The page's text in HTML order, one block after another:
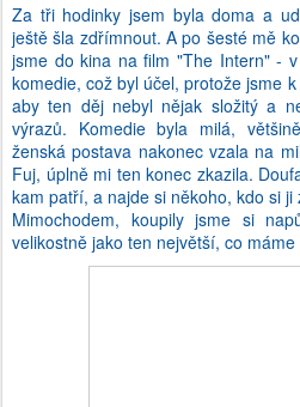
Za tři hodinky jsem byla doma a
ještě šla zdřímnout. A po šesté mě
jsme do kina na film "The Intern" -
komedie, což byl účel, protože jsme
aby ten děj nebyl nějak složitý a
výrazů. Komedie byla milá,
ženská postava nakonec vzala na
Fuj, úplně mi ten konec zkazila.
kam patří, a najde si někoho, kdo si ji
Mimochodem, koupily jsme si
velikostně jako ten největší, co máme